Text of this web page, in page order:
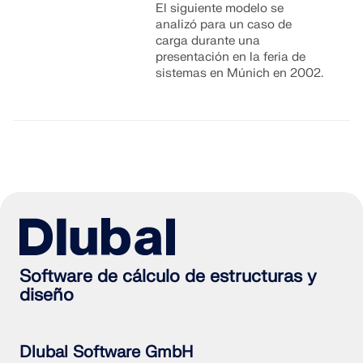
El siguiente modelo se
analizó para un caso de
carga durante una
presentación en la feria de
sistemas en Múnich en 2002.
Software de cálculo de estructuras y
diseño
Dlubal Software GmbH